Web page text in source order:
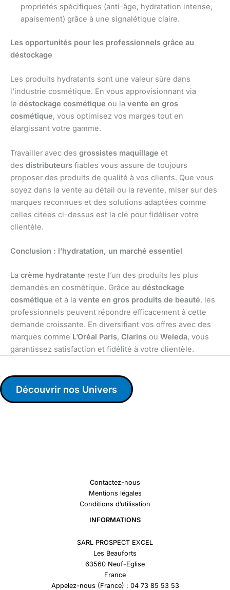
propriétés spécifiques (anti-âge, hydratation intense,
apaisement) grâce à une signalétique claire.
Les opportunités pour les professionnels grâce au
déstockage
Les produits hydratants sont une valeur sûre dans
l’industrie cosmétique. En vous approvisionnant via
le déstockage cosmétique ou la vente en gros
cosmétique, vous optimisez vos marges tout en
élargissant votre gamme.
Travailler avec des grossistes maquillage et
des distributeurs fiables vous assure de toujours
proposer des produits de qualité à vos clients. Que vous
soyez dans la vente au détail ou la revente, miser sur des
marques reconnues et des solutions adaptées comme
celles citées ci-dessus est la clé pour fidéliser votre
clientèle.
Conclusion : l’hydratation, un marché essentiel
La crème hydratante reste l’un des produits les plus
demandés en cosmétique. Grâce au déstockage
cosmétique et à la vente en gros produits de beauté, les
professionnels peuvent répondre efficacement à cette
demande croissante. En diversifiant vos offres avec des
marques comme L’Oréal Paris, Clarins ou Weleda, vous
garantissez satisfaction et fidélité à votre clientèle.
Découvrir nos Univers
Contactez-nous
Mentions légales
Conditions d’utilisation
INFORMATIONS
SARL PROSPECT EXCEL
Les Beauforts
63560 Neuf-Eglise
France
Appelez-nous (France) : 04 73 85 53 53